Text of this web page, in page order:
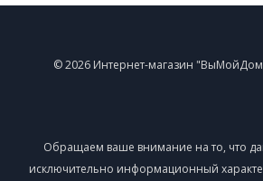
© 2026 Интернет-магазин
Обращаем ваше внимание на то, что
исключительно информационный